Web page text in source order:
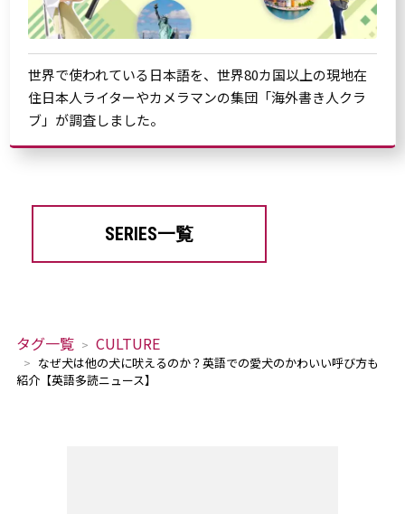
世界で使われている日本語を、世界80カ国以上の現地在
住日本人ライターやカメラマンの集団「海外書き人クラ
ブ」が調査しました。
SERIES一覧
タグ一覧 CULTURE
なぜ犬は他の犬に吠えるのか？英語での愛犬のかわいい呼び方も
紹介【英語多読ニュース】